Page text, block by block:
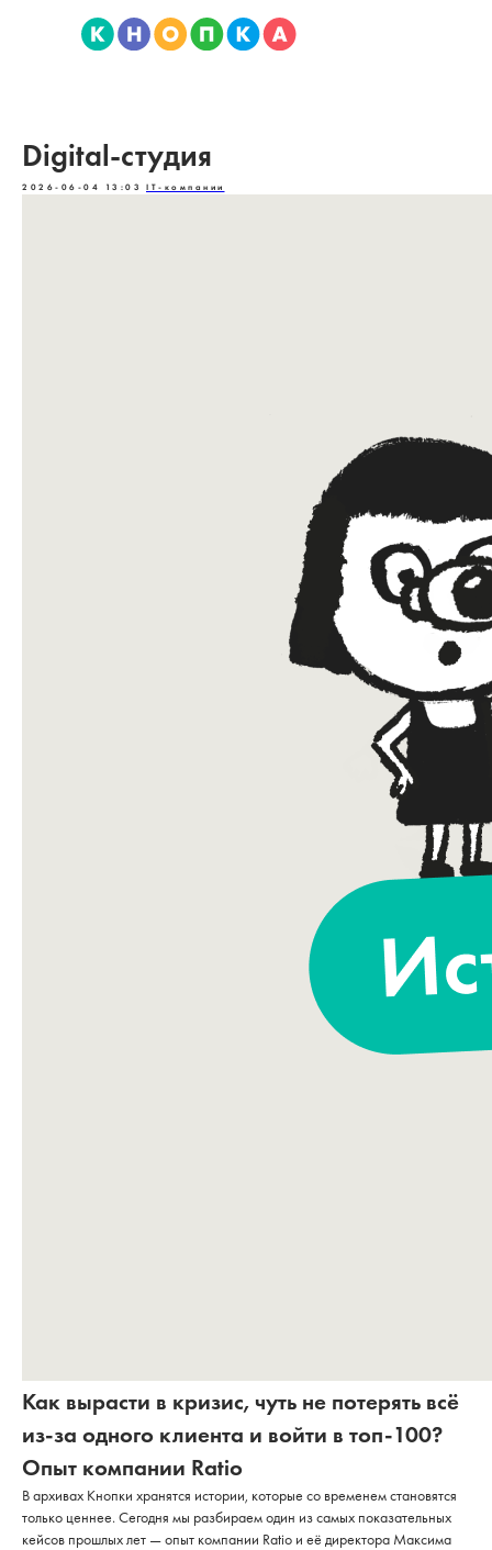
Digital-студия
2026-06-04 13:03 IT-компании
Как вырасти в кризис, чуть не потерять всё
из-за одного клиента и войти в топ-100?
Опыт компании Ratio
В архивах Кнопки хранятся истории, которые со временем становятся
только ценнее. Сегодня мы разбираем один из самых показательных
кейсов прошлых лет — опыт компании Ratio и её директора Максима